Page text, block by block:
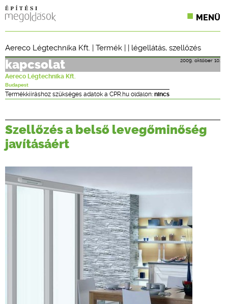
MENÜ
ONLINE KÉPZÉSEK
Aereco Légtechnika Kft. | Termék | | légellátás, szellőzés
2009. október 10.
kapcsolat
Aereco Légtechnika Kft.
Budapest
Termékkiíráshoz szükséges adatok a CPR.hu oldalon: nincs
Szellőzés a belső levegőminőség
javításáért